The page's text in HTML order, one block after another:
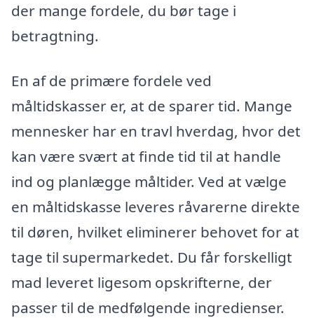
der mange fordele, du bør tage i
betragtning.
En af de primære fordele ved
måltidskasser er, at de sparer tid. Mange
mennesker har en travl hverdag, hvor det
kan være svært at finde tid til at handle
ind og planlægge måltider. Ved at vælge
en måltidskasse leveres råvarerne direkte
til døren, hvilket eliminerer behovet for at
tage til supermarkedet. Du får forskelligt
mad leveret ligesom opskrifterne, der
passer til de medfølgende ingredienser.